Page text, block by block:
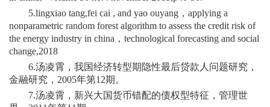
5.lingxiao tang,fei cai , and yao ouyang，applying a
nonparametric random forest algorithm to assess the credit risk of
the energy industry in china，technological forecasting and social
change,2018
6.汤凌霄，我国经济转型期隐性最后贷款人问题研究，
金融研究，2005年第12期。
7.汤凌霄，新兴大国货币错配的债权型特征，管理世